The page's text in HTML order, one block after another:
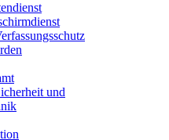
und